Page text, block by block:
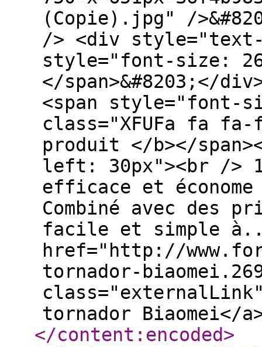
(Copie).jpg" /
/> <div
style="font-size:
</span>&#8203;</
<span style="font-
class="XFUFa fa
produit </b></
left: 30px"><br />
efficace et
Combiné avec des
facile et simple
href="http://
tornador-
tornador Biaomei</
</content:encoded>